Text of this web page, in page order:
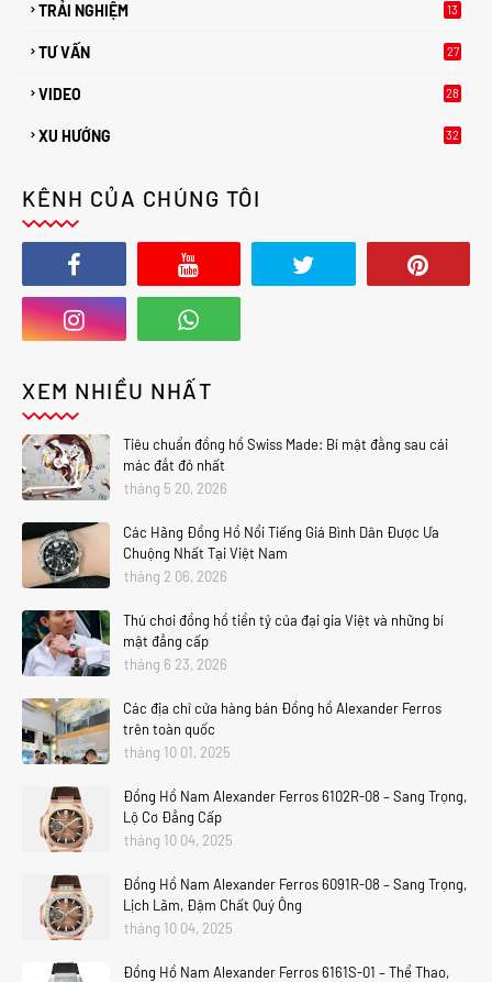
TRẢI NGHIỆM 13
TƯ VẤN
27
VIDEO 28
XU HƯỚNG
32
KÊNH CỦA CHÚNG TÔI
XEM NHIỀU NHẤT
Tiêu chuẩn đồng hồ Swiss Made: Bí mật đằng sau cái
mác đắt đỏ nhất
tháng 5 20, 2026
Các Hãng Đồng Hồ Nổi Tiếng Giá Bình Dân Được Ưa
Chuộng Nhất Tại Việt Nam
tháng 2 06, 2026
Thú chơi đồng hồ tiền tỷ của đại gia Việt và những bí
mật đẳng cấp
tháng 6 23, 2026
Các địa chỉ cửa hàng bán Đồng hồ Alexander Ferros
trên toàn quốc
tháng 10 01, 2025
Đồng Hồ Nam Alexander Ferros 6102R-08 – Sang Trọng,
Lộ Cơ Đẳng Cấp
tháng 10 04, 2025
Đồng Hồ Nam Alexander Ferros 6091R-08 – Sang Trọng,
Lịch Lãm, Đậm Chất Quý Ông
tháng 10 04, 2025
Đồng Hồ Nam Alexander Ferros 6161S-01 – Thể Thao,